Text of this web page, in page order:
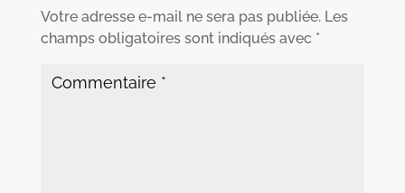
Votre adresse e-mail ne sera pas publiée. Les
champs obligatoires sont indiqués avec *